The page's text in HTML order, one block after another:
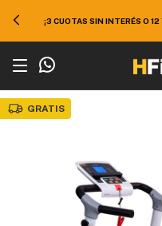
¡3 CUOTAS SIN INTERÉS O
GRATIS